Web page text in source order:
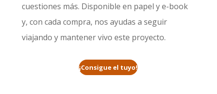
cuestiones más. Disponible en papel y e-book
y, con cada compra, nos ayudas a seguir
viajando y mantener vivo este proyecto.
¡Consigue el tuyo!